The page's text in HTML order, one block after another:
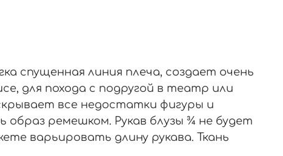
спущенная линия плеча, создает очень
для похода с подругой в театр или
все недостатки фигуры и
ремешком. Рукав блузы ¾ не будет
варьировать длину рукава. Ткань